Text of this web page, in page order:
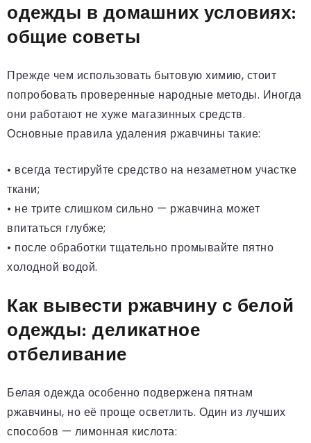
одежды в домашних условиях:
общие советы
Прежде чем использовать бытовую химию, стоит
попробовать проверенные народные методы. Иногда
они работают не хуже магазинных средств.
Основные правила удаления ржавчины такие:
• всегда тестируйте средство на незаметном участке
ткани;
• не трите слишком сильно — ржавчина может
впитаться глубже;
• после обработки тщательно промывайте пятно
холодной водой.
Как вывести ржавчину с белой
одежды: деликатное
отбеливание
Белая одежда особенно подвержена пятнам
ржавчины, но её проще осветлить. Один из лучших
способов — лимонная кислота: